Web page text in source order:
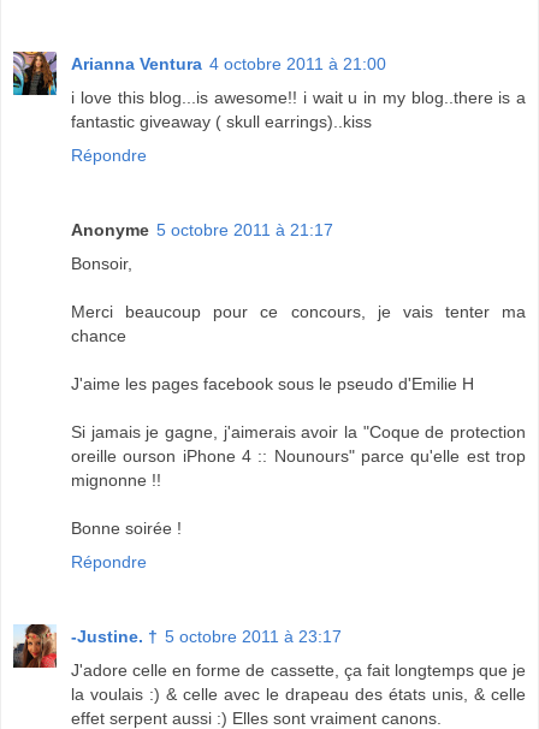
Arianna Ventura 4 octobre 2011 à 21:00
i love this blog...is awesome!! i wait u in my blog..there is a
fantastic giveaway ( skull earrings)..kiss
Répondre
Anonyme 5 octobre 2011 à 21:17
Bonsoir,
Merci beaucoup pour ce concours, je vais tenter ma
chance
J'aime les pages facebook sous le pseudo d'Emilie H
Si jamais je gagne, j'aimerais avoir la "Coque de protection
oreille ourson iPhone 4 :: Nounours" parce qu'elle est trop
mignonne !!
Bonne soirée !
Répondre
-Justine. † 5 octobre 2011 à 23:17
J'adore celle en forme de cassette, ça fait longtemps que je
la voulais :) & celle avec le drapeau des états unis, & celle
effet serpent aussi :) Elles sont vraiment canons.